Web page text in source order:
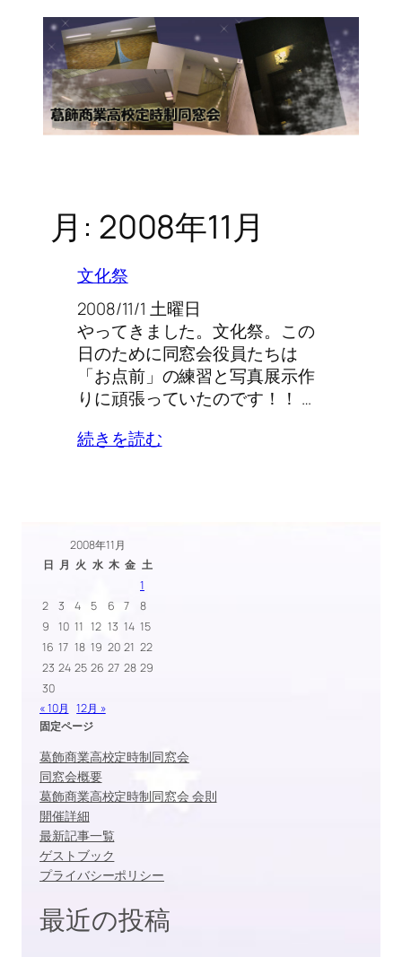
月: 2008年11月
文化祭
2008/11/1 土曜日
やってきました。文化祭。この
日のために同窓会役員たちは
「お点前」の練習と写真展示作
りに頑張っていたのです！！ …
続きを読む
2008年11月
日 月 火 水 木 金 土
1
2
3 4 5 6 7
8
9
10 11 12 13 14 15
16 17 18 19 20 21 22
23 24 25 26 27 28 29
30
« 10月
12月 »
固定ページ
葛飾商業高校定時制同窓会
同窓会概要
葛飾商業高校定時制同窓会 会則
開催詳細
最新記事一覧
ゲストブック
プライバシーポリシー
最近の投稿